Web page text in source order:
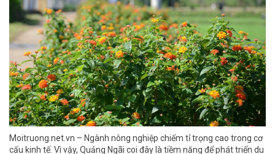
Moitruong.net.vn – Ngành nông nghiệp chiếm tỉ trọng cao trong cơ
cấu kinh tế. Vì vậy, Quảng Ngãi coi đây là tiềm năng để phát triển du